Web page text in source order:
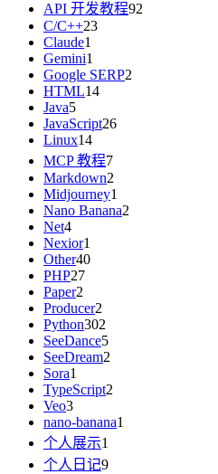
API 开发教程92
C/C++23
Claude1
Gemini1
Google SERP2
HTML14
Java5
JavaScript26
Linux14
MCP 教程7
Markdown2
Midjourney1
Nano Banana2
Net4
Nexior1
Other40
PHP27
Paper2
Producer2
Python302
SeeDance5
SeeDream2
Sora1
TypeScript2
Veo3
nano-banana1
个人展示1
个人日记9